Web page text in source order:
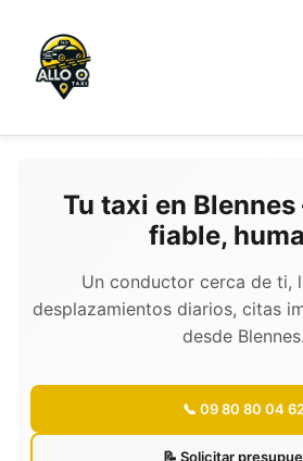
Tu taxi en
fiable,
Un conductor cerca de ti,
desplazamientos diarios, citas
desde Blennes.
📞 09 80 80 04
📝 Solicitar